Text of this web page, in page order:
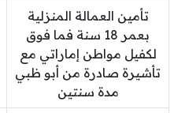
تأمين العمالة المنزلية
بعمر 18 سنة فما فوق
لكفيل مواطن إماراتي مع
تأشيرة صادرة من أبو ظبي
مدة سنتين